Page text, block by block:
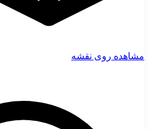
مشاهده روی نقشه